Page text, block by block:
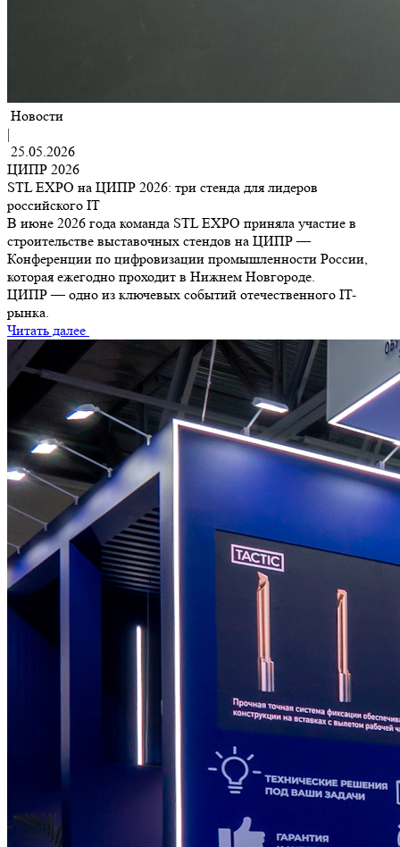
Новости
|
25.05.2026
ЦИПР 2026
STL EXPO на ЦИПР 2026: три стенда для лидеров
российского IT
В июне 2026 года команда STL EXPO приняла участие в
строительстве выставочных стендов на ЦИПР —
Конференции по цифровизации промышленности России,
которая ежегодно проходит в Нижнем Новгороде.
ЦИПР — одно из ключевых событий отечественного IT-
рынка.
Читать далее